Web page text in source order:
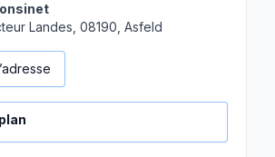
Landes, 08190, Asfeld